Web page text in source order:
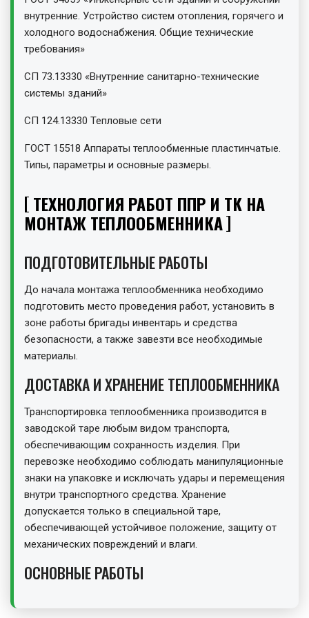
внутренние. Устройство систем отопления, горячего и
холодного водоснабжения. Общие технические
требования»
СП 73.13330 «Внутренние санитарно-технические
системы зданий»
СП 124.13330 Тепловые сети
ГОСТ 15518 Аппараты теплообменные пластинчатые.
Типы, параметры и основные размеры.
ТЕХНОЛОГИЯ РАБОТ ППР И ТК НА
МОНТАЖ ТЕПЛООБМЕННИКА
ПОДГОТОВИТЕЛЬНЫЕ РАБОТЫ
До начала монтажа теплообменника необходимо
подготовить место проведения работ, установить в
зоне работы бригады инвентарь и средства
безопасности, а также завезти все необходимые
материалы.
ДОСТАВКА И ХРАНЕНИЕ ТЕПЛООБМЕННИКА
Транспортировка теплообменника производится в
заводской таре любым видом транспорта,
обеспечивающим сохранность изделия. При
перевозке необходимо соблюдать манипуляционные
знаки на упаковке и исключать удары и перемещения
внутри транспортного средства. Хранение
допускается только в специальной таре,
обеспечивающей устойчивое положение, защиту от
механических повреждений и влаги.
ОСНОВНЫЕ РАБОТЫ